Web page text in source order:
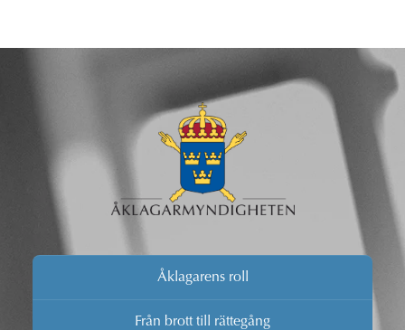
Åklagarens roll
Från brott till rättegång